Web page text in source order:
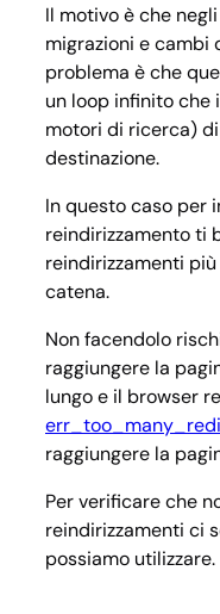
Il motivo è che
migrazioni e cambi
problema è che
un loop infinito che
motori di ricerca)
destinazione.
In questo caso per
reindirizzamento ti
reindirizzamenti
catena.
Non facendolo
raggiungere la
lungo e il browser
raggiungere la
Per verificare che
reindirizzamenti ci
possiamo utilizzare.